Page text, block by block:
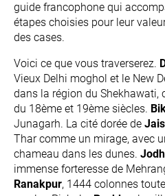
guide francophone qui
étapes choisies pour leur
des cases.
Voici ce que vous traverserez.
Vieux Delhi moghol et le New
dans la région du Shekhawati,
du 18ème et 19ème siècles.
Junagarh. La cité dorée de
Thar comme un mirage, avec
chameau dans les dunes.
immense forteresse de
Ranakpur, 1444 colonnes